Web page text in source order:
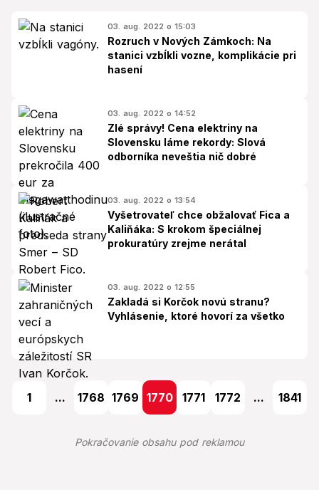
03. aug. 2022 o 15:03
Rozruch v Nových Zámkoch: Na
stanici vzbĺkli vozne, komplikácie pri
hasení
03. aug. 2022 o 14:52
Zlé správy! Cena elektriny na
Slovensku láme rekordy: Slová
odborníka neveštia nič dobré
03. aug. 2022 o 13:54
Vyšetrovateľ chce obžalovať Fica a
Kaliňáka: S krokom špeciálnej
prokuratúry zrejme nerátal
03. aug. 2022 o 12:55
Zakladá si Korčok novú stranu?
Vyhlásenie, ktoré hovorí za všetko
1 ... 1768 1769 1770 1771 1772 ... 1841
Pokračovanie obsahu pod reklamou